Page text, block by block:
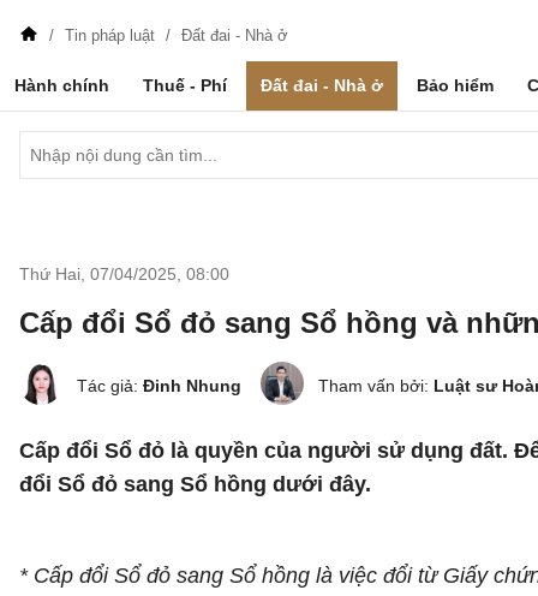
Tin pháp luật Đất đai - Nhà ở
Hành chính Thuế - Phí Đất đai - Nhà ở Bảo hiểm
Thứ Hai, 07/04/2025 08:00
Cấp đổi Sổ đỏ sang Sổ hồng và
Tác giả: Đinh Nhung Tham vấn bởi: Luật sư
Cấp đổi Sổ đỏ là quyền của người sử dụng đất.
đổi Sổ đỏ sang Sổ hồng dưới đây.
* Cấp đổi Sổ đỏ sang Sổ hồng là việc đổi từ Giấy